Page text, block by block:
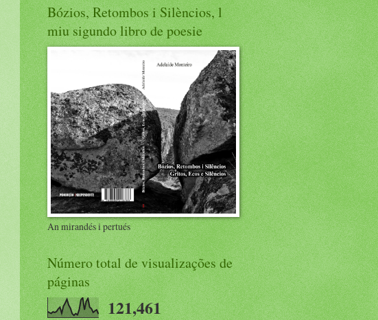
Bózios, Retombos i Silèncios, l
miu sigundo libro de poesie
An mirandés i pertués
Número total de visualizações de
páginas
121,461